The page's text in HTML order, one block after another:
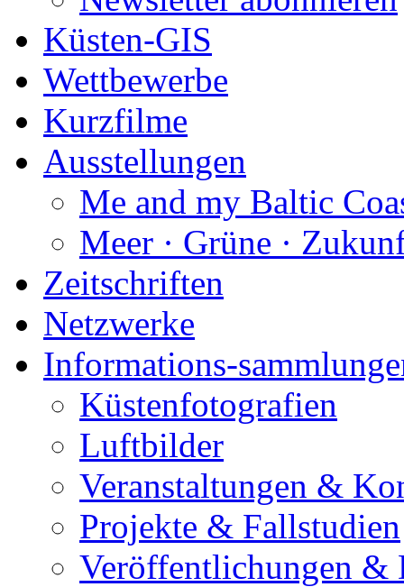
Küsten-GIS
Wettbewerbe
Kurzfilme
Ausstellungen
Me and my Baltic
Meer · Grüne ·
Zeitschriften
Netzwerke
Informations-
Küstenfotografien
Luftbilder
Veranstaltungen &
Projekte & Fallstudien
Veröffentlichungen &